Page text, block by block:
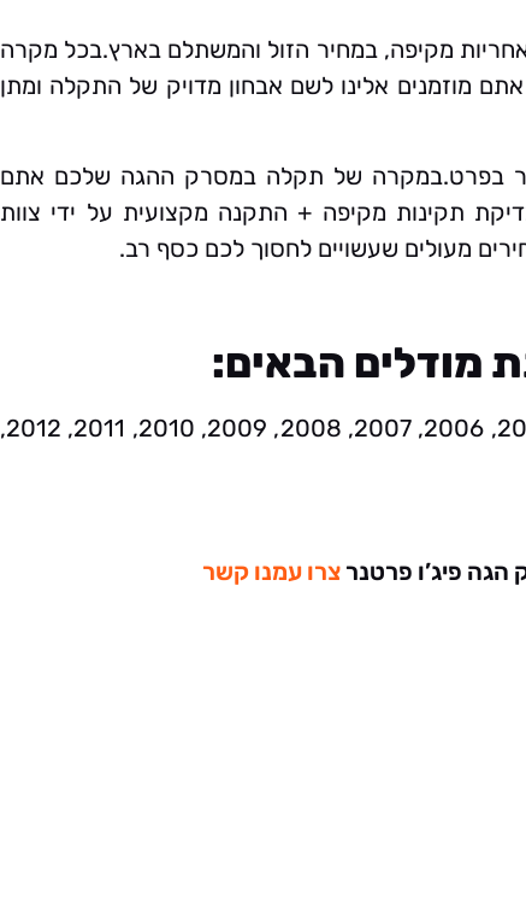
מקיפה, במחיר הזול והמשתלם בארץ.בכל מקרה
אלינו לשם אבחון מדויק של התקלה ומתן
בפרט.במקרה של תקלה במסרק ההגה שלכם אתם
תקינות מקיפה + התקנה מקצועית על ידי צוות
מעולים שעשויים לחסוך לכם כסף רב.
מודלים הבאים:
פיג’ו פרטנר שנות ייצור: 1997, 1998, 1999, 2000, 2001, 2002, 2003, 2004, 2005, 2006, 2007, 2008, 2009, 2010, 2011, 2012,
פיג’ו פרטנרצרו עמנו קשר